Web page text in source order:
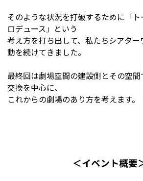
そのような状況を打破するために「
ロデュース」という
考え方を打ち出して、私たちシアタ
動を続けてきました。
最終回は劇場空間の建設側とその空
交換を中心に、
これからの劇場のあり方を考えます。
＜イベント概要